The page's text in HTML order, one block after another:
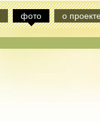
фото о